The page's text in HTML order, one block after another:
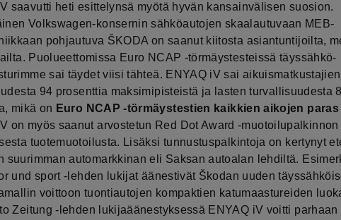
saavutti heti esittelynsä myötä hyvän kansainvälisen suosion.
Volkswagen-konsernin sähköautojen skaalautuvaan MEB-
pohjautuva ŠKODA on saanut kiitosta asiantuntijoilta,
Puolueettomissa Euro NCAP -törmäystesteissä täyssähkö-
sai täydet viisi tähteä. ENYAQ iV sai aikuismatkustajien
94 prosenttia maksimipisteistä ja lasten turvallisuudesta
mikä on Euro NCAP -törmäystestien kaikkien aikojen
on myös saanut arvostetun Red Dot Award -muotoilupalkinnon
tuotemuotoilusta. Lisäksi tunnustuspalkintoja on kertynyt
suurimman automarkkinan eli Saksan autoalan lehdiltä.
und sport -lehden lukijat äänestivät Škodan uuden
voittoon tuontiautojen kompaktien katumaastureiden
Zeitung -lehden lukijaäänestyksessä ENYAQ iV voitti parhaan